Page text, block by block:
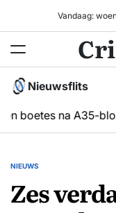
inhoud
Vandaag:
Nieuwsflits
boetes na A35-
GEPLAATST
NIEUWS
Zes